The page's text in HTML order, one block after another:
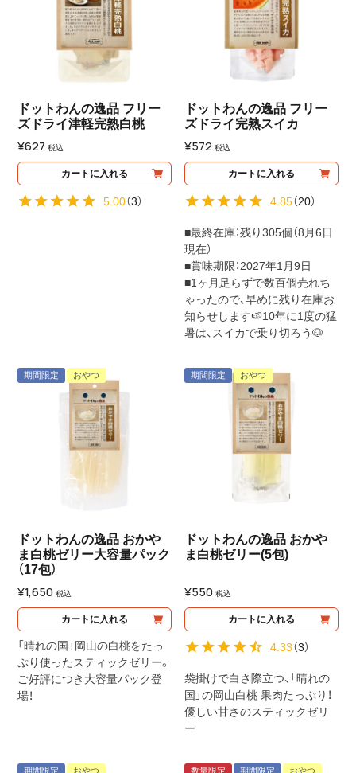
ドットわんの逸品 フリー
ズドライ津軽完熟白桃
¥627 税込
カートに入れる
5.00（3）
ドットわんの逸品 フリー
ズドライ完熟スイカ
¥572 税込
カートに入れる
4.85（20）
■最終在庫：残り305個（8月6日
現在）
■賞味期限：2027年1月9日
■1ヶ月足らずで数百個売れち
ゃったので、早めに残り在庫お
知らせします🍉10年に1度の猛
暑は、スイカで乗り切ろう🐶
期間限定 おやつ
ドットわんの逸品 おかや
ま白桃ゼリー大容量パック
（17包）
¥1,650 税込
カートに入れる
「晴れの国」岡山の白桃をたっ
ぷり使ったスティックゼリー。
ご好評につき大容量パック登
場！
期間限定 おやつ
ドットわんの逸品 おかや
ま白桃ゼリー(5包)
¥550 税込
カートに入れる
4.33（3）
袋掛けで白さ際立つ、「晴れの
国」の岡山白桃 果肉たっぷり！
優しい甘さのスティックゼリ
ー
期間限定 おやつ 数量限定 期間限定 おやつ